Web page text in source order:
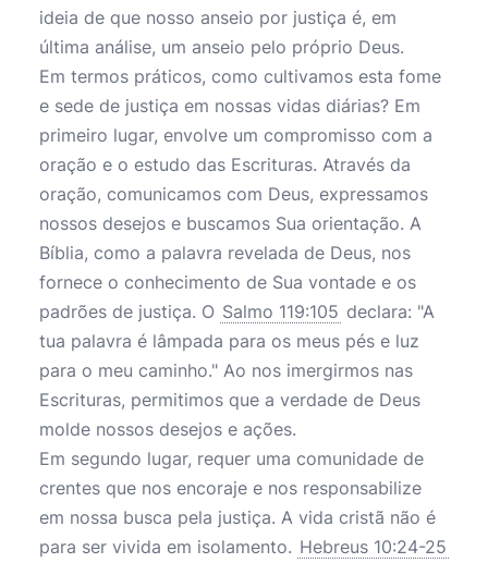
ideia de que nosso anseio por justiça é, em
última análise, um anseio pelo próprio Deus.
Em termos práticos, como cultivamos esta fome
e sede de justiça em nossas vidas diárias? Em
primeiro lugar, envolve um compromisso com a
oração e o estudo das Escrituras. Através da
oração, comunicamos com Deus, expressamos
nossos desejos e buscamos Sua orientação. A
Bíblia, como a palavra revelada de Deus, nos
fornece o conhecimento de Sua vontade e os
padrões de justiça. O Salmo 119:105 declara: "A
tua palavra é lâmpada para os meus pés e luz
para o meu caminho." Ao nos imergirmos nas
Escrituras, permitimos que a verdade de Deus
molde nossos desejos e ações.
Em segundo lugar, requer uma comunidade de
crentes que nos encoraje e nos responsabilize
em nossa busca pela justiça. A vida cristã não é
para ser vivida em isolamento. Hebreus 10:24-25